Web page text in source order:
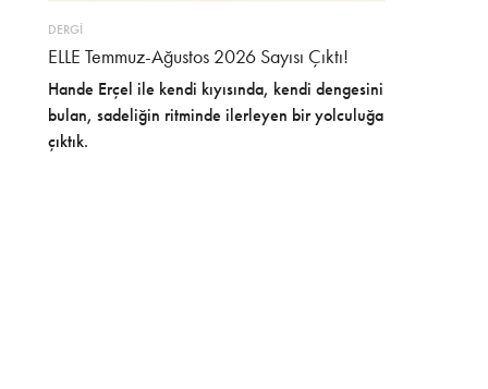
DERGİ
ELLE Temmuz-Ağustos 2026 Sayısı Çıktı!
Hande Erçel ile kendi kıyısında, kendi dengesini
bulan, sadeliğin ritminde ilerleyen bir yolculuğa
çıktık.